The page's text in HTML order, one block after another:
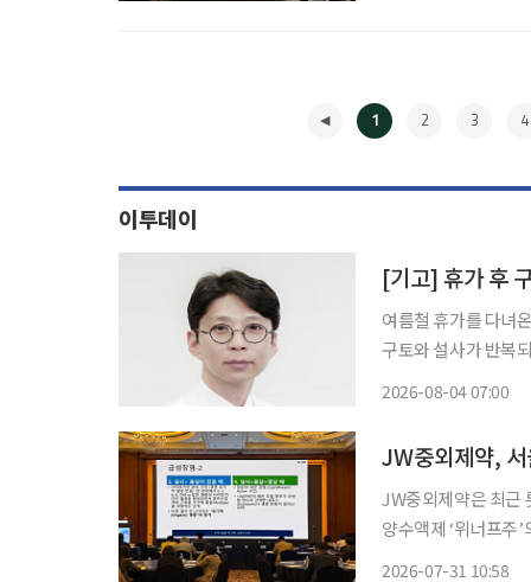
1 2 3 4
이투데이
[기고] 휴가 후
여름철 휴가를 다녀
구토와 설사가 반복되
2026-08-04 07:00
JW중외제약은 최근
양수액제 ‘위너프주’
2026-07-31 10:58